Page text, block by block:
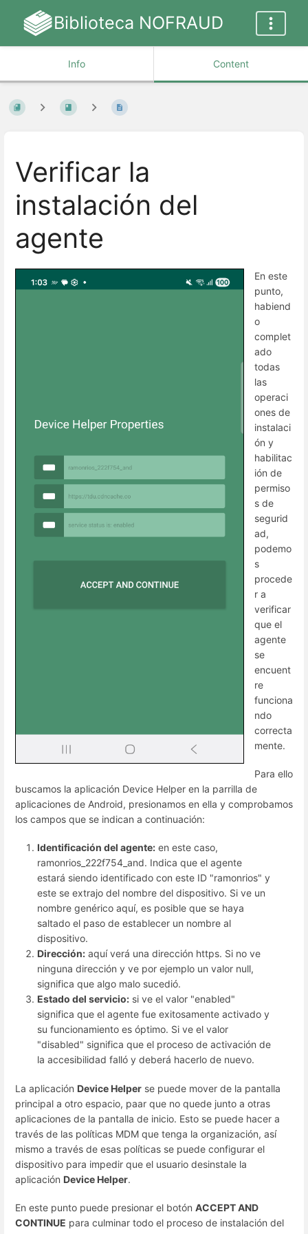
Biblioteca NOFRAUD
Info Content
Verificar la
instalación del
agente
En este
punto,
habiend
o
complet
ado
todas
las
operaci
ones de
instalaci
ón y
habilitac
ión de
permiso
s de
segurid
ad,
podemo
s
procede
r a
verificar
que el
agente
se
encuent
re
funciona
ndo
correcta
mente.
Para ello
buscamos la aplicación Device Helper en la parrilla de
aplicaciones de Android, presionamos en ella y comprobamos
los campos que se indican a continuación:
Identificación del agente: en este caso,
ramonrios_222f754_and. Indica que el agente
estará siendo identificado con este ID "ramonrios" y
este se extrajo del nombre del dispositivo. Si ve un
nombre genérico aquí, es posible que se haya
saltado el paso de establecer un nombre al
dispositivo.
Dirección: aquí verá una dirección https. Si no ve
ninguna dirección y ve por ejemplo un valor null,
significa que algo malo sucedió.
Estado del servicio: si ve el valor "enabled"
significa que el agente fue exitosamente activado y
su funcionamiento es óptimo. Si ve el valor
"disabled" significa que el proceso de activación de
la accesibilidad falló y deberá hacerlo de nuevo.
La aplicación Device Helper se puede mover de la pantalla
principal a otro espacio, paar que no quede junto a otras
aplicaciones de la pantalla de inicio. Esto se puede hacer a
través de las políticas MDM que tenga la organización, así
mismo a través de esas políticas se puede configurar el
dispositivo para impedir que el usuario desinstale la
aplicación Device Helper.
En este punto puede presionar el botón ACCEPT AND
CONTINUE para culminar todo el proceso de instalación del